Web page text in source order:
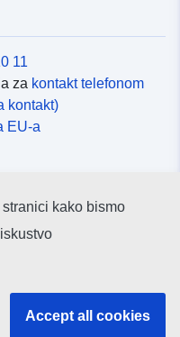
11
za kontakt telefonom
kontakt)
EU-a
mrežama
kako bismo
Accept all cookies